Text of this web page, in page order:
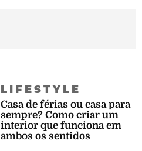
LIFESTYLE
Casa de férias ou casa para
sempre? Como criar um
interior que funciona em
ambos os sentidos